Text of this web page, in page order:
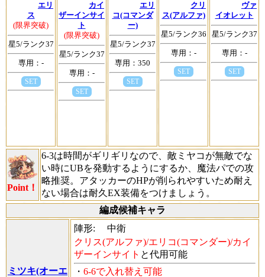
エリ
ス
(限界突破)
星5/ランク37
専用：-
SET
カイ
ザーインサイ
ト
(限界突破)
星5/ランク37
専用：-
SET
エリ
コ(コマンダ
ー)
星5/ランク37
専用：350
SET
クリ
ス(アルファ)
星5/ランク36
専用：-
SET
ヴァ
イオレット
星5/ランク37
専用：-
SET
Point！
6-3は時間がギリギリなので、敵ミヤコが無敵でな
い時にUBを発動するようにするか、魔法パでの攻
略推奨。アタッカーのHPが削られやすいため耐え
ない場合は耐久EX装備をつけましょう。
編成候補キャラ
ミツキ(オーエ
陣形:
中衛
クリス(アルファ)/エリコ(コマンダー)/カイ
ザーインサイト と代用可能
・ 6-6で入れ替え可能